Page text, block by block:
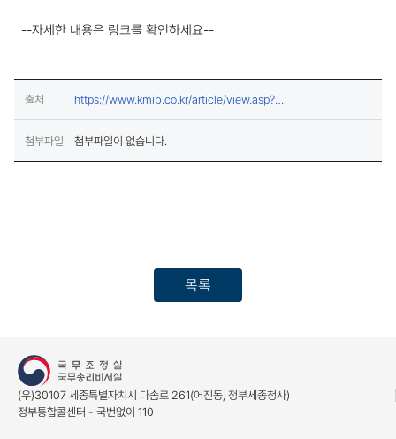
--자세한 내용은 링크를 확인하세요--
출처
https://www.kmib.co.kr/article/view.asp?
arcid=1771398898&sid1=mis%C3%AD%C5%A1%C5%92
첨부파일
첨부파일이 없습니다.
목록
(우)30107 세종특별자치시 다솜로 261(어진동, 정부세종청사)
정부통합콜센터 - 국번없이 110